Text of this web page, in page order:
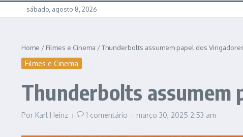
sábado, agosto 8, 2026
Home / Filmes e Cinema /Thunderbolts assumem papel dos
Filmes e Cinema
Thunderbolts assumem
Por Karl Heinz 1 comentário março 30, 2025 2:53 am